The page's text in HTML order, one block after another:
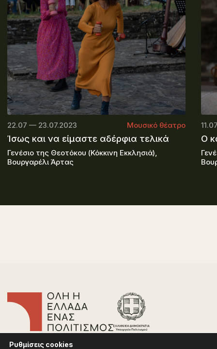
22.07 — 23.07.2023 Μουσικό θέατρο
Ίσως και να είμαστε αδέρφια τελικά
Γενέσιο της Θεοτόκου (Κόκκινη Εκκλησιά),
Βουργαρέλι Άρτας
Ο
Συχνές Ερωτήσεις
Ρυθμίσεις cookies